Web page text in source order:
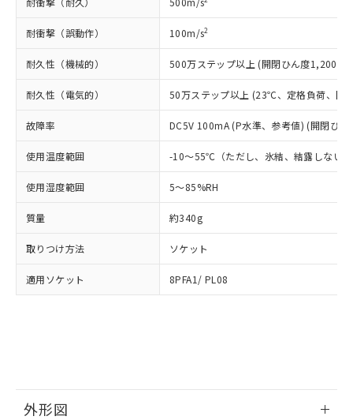
耐衝撃（誤動作） 100m/s2
耐久性（機械的） 500万ステップ以上 (開閉ひん度1,200回
耐久性（電気的） 50万ステップ以上 (23℃、定格負荷、開
故障率 DC5V 100mA (P水準、参考値) (開閉ひ
使用温度範囲 -10～55℃（ただし、氷結、結露しない
使用湿度範囲 5～85%RH
質量 約340g
取りつけ方法 ソケット
適用ソケット 8PFA1/ PL08
外形図
準価格とは異なる場合があることをご
了承ください。
正式な納期状況および標準価格はお客
様のお取引先、またはお客様担当のオ
ムロン制御機器販売店・当社販売員に
ご相談ください。
オムロン制御機器販売店や当社販売拠
販売ネットワーク
」をご確認
在庫状況および標準価格結果を当社の
事前の承諾なく第三者に漏洩または開
マイパーツ機能（部品リスト作成サー
ビス）をご利用いただくには、I-Web
メンバーズにご登録されている必要が
お客様が当ウェブサイト上で当社にご
登録された部品リストについて、当社
六価クロム(Cr(Ⅵ)) 1000ppm以下、ポリ臭化ビフェニル
類(PBB) 1000ppm以下、ポリ臭化ジフェニルエーテル類
(PBDE) 1000ppm以下、フタル酸ビス(2-エチルヘキシ
ル) (DEHP)(別名：DOP) 1000ppm以下、フタル酸ブチ
ルベンジル（BBP） 1000ppm以下、フタル酸ジブチル
（DBP） 1000ppm以下、フタル酸ジイソブチル
但し、RoHS指令で産業用監視および制御機器に対する
図的な使用がないことを確認しています。
部品在庫の切り替え状況などにより、予定
月が前後することがあります。
※3 非含有証明書ダウンロード
51物質の非含有証明書（当社基準）
※本証明書は発行日時点で非含有を証明す
ニル類) : 1000ppm、 PBDEs(ポリ臭化ジフェニルエーテ
DBP(フタル酸ジブチル) : 1000ppm、 DIBP(フタル酸ジ
イソブチル) : 1000ppm、 BBP(フタル酸ブチルベンジ
DEHP(フタル酸ビス(2-エチルヘキシル)) : 1000ppm
※2 環境保護使用期限
「ｅ」：有害物質（10物質）のすべてが基
準値以下であることを示します。
「10」：通常の使用状況下において有害物
質が外部に漏えいし、環境に深刻な影響を
「－」：未確認です。当社販売部門へお問
い合わせください。
可)を取得するなどの必要な手続きを
とります。
当社は規制貨物を破棄する場合は、完
全に破砕するなど、違法に輸出されな
いよう必要な手段を講じます。
当社は貴社製品を、核兵器、ミサイ
ル、化学兵器、生物兵器またはその他
武器並びにこれらの製造装置等に一切
使用いたしません。
当社は、貴社製品を第三者に販売する
場合は、上記1、2および3の内容を当
該第三者に通知します。また当社は、
法に輸出するおそれがある場合は、取
り引きをいたしません。
○ 一定数以上の在庫あり
一定数には満たないが在庫あり
在庫なし(最新の在庫状況につ
いては、お客様のお取引先、ま
たはお客様担当のオムロン制御
機器販売店・当社販売員にご確
受注生産機種、また在庫状況の
情報を公開していない機種